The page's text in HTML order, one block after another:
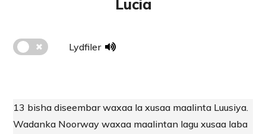
Lucia
Lydfiler
13 bisha diseembar waxaa la xusaa maalinta Luusiya.
Wadanka Noorway waxaa maalintan lagu xusaa laba